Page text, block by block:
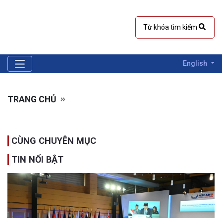
English
TRANG CHỦ
CÙNG CHUYÊN MỤC
TIN NỔI BẬT